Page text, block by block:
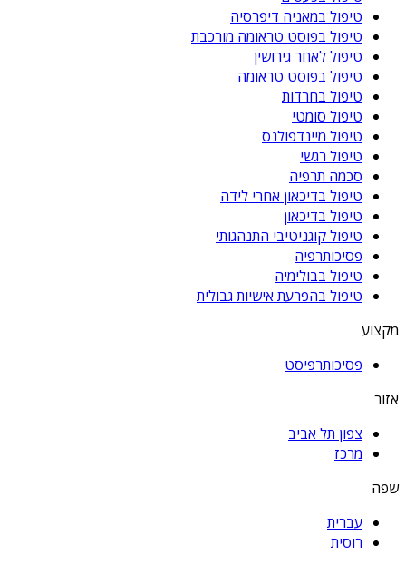
טיפול במאניה דיפרסיה
טיפול בפוסט טראומה מורכבת
טיפול לאחר גירושין
טיפול בפוסט טראומה
טיפול בחרדות
טיפול סומטי
טיפול מיינדפולנס
טיפול רגשי
סכמה תרפיה
טיפול בדיכאון אחרי לידה
טיפול בדיכאון
טיפול קוגניטיבי התנהגותי
פסיכותרפיה
טיפול בבולימיה
טיפול בהפרעת אישיות גבולית
מקצוע
פסיכותרפיסט
אזור
צפון תל אביב
מרכז
שפה
עברית
רוסית